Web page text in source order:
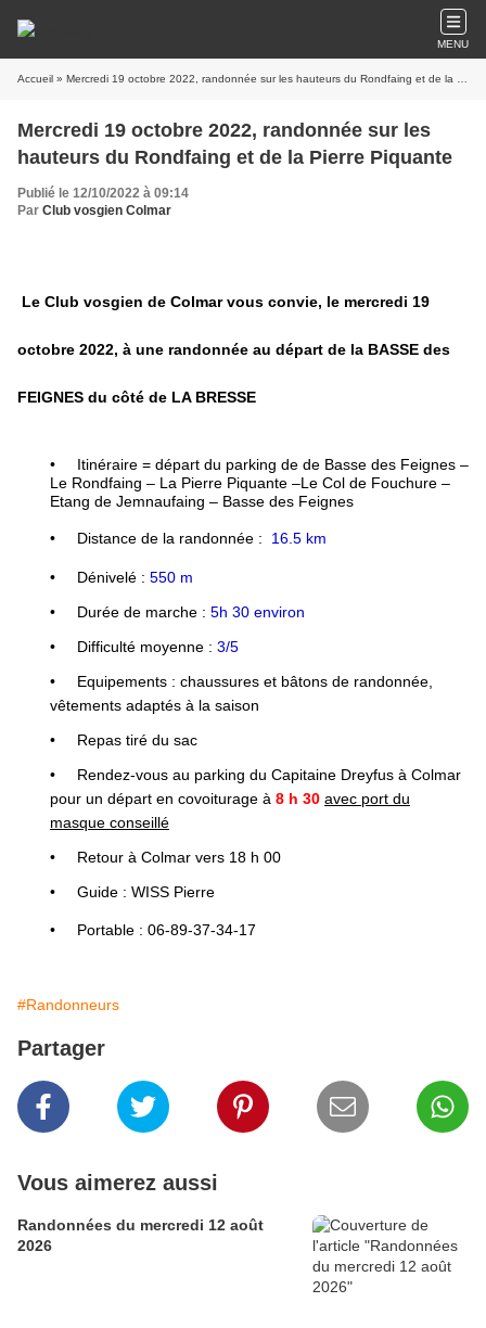
MENU
Accueil » Mercredi 19 octobre 2022, randonnée sur les hauteurs du Rondfaing et de la Pierre Piquante
Mercredi 19 octobre 2022, randonnée sur les
hauteurs du Rondfaing et de la Pierre Piquante
Publié le 12/10/2022 à 09:14
Par Club vosgien Colmar
Le Club vosgien de Colmar vous convie, le mercredi 19
octobre 2022, à une randonnée au départ de la BASSE des
FEIGNES du côté de LA BRESSE
•
Itinéraire = départ du parking de de Basse des Feignes –
Le Rondfaing – La Pierre Piquante –Le Col de Fouchure –
Etang de Jemnaufaing – Basse des Feignes
• Distance de la randonnée : 16.5 km
• Dénivelé : 550 m
•
Durée de marche : 5h 30 environ
•
Difficulté moyenne : 3/5
•
Equipements : chaussures et bâtons de randonnée,
vêtements adaptés à la saison
•
Repas tiré du sac
•
Rendez-vous au parking du Capitaine Dreyfus à Colmar
pour un départ en covoiturage à 8 h 30 avec port du
masque conseillé
•
Retour à Colmar vers 18 h 00
•
Guide : WISS Pierre
• Portable : 06-89-37-34-17
#Randonneurs
Partager
Vous aimerez aussi
Randonnées du mercredi 12 août
2026